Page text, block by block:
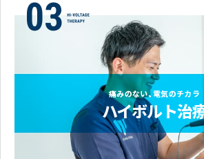
痛みのない、電気のチカラ
ハイボルト治